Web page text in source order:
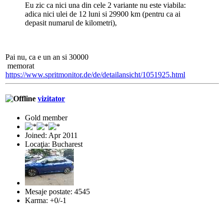
Eu zic ca nici una din cele 2 variante nu este viabila:
adica nici ulei de 12 luni si 29900 km (pentru ca ai
depasit numarul de kilometri),
Pai nu, ca e un an si 30000
memorat
https://www.spritmonitor.de/de/detailansicht/1051925.html
vizitator
Gold member
Joined: Apr 2011
Locaţia: Bucharest
Mesaje postate: 4545
Karma: +0/-1